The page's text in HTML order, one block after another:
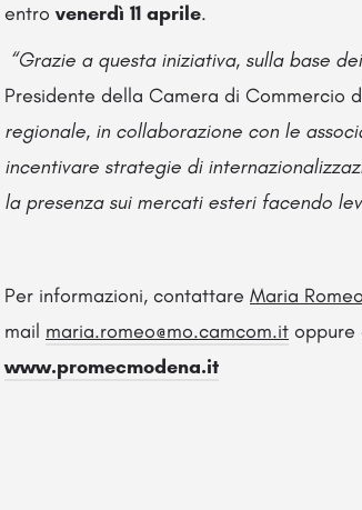
entro venerdì 11 aprile.
“Grazie a questa iniziativa, sulla base
Presidente della Camera di Commercio
regionale, in collaborazione con le
incentivare strategie di
la presenza sui mercati esteri facendo
Per informazioni, contattare Maria Romeo
mail maria.romeo@mo.camcom.it oppure
www.promecmodena.it